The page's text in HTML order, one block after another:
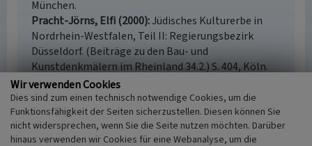
München.
Pracht-Jörns, Elfi (2000) Jüdisches Kulturerbe in
Nordrhein-Westfalen, Teil II: Regierungsbezirk
Düsseldorf. (Beiträge zu den Bau- und
Kunstdenkmälern im Rheinland 34.2.) S. 404, Köln.
Reuter, Ursula (2007)
frühen 19. bis zum Beginn des 21. Jahrhunderts.
(Geschichtlicher Atlas der Rheinlande, VIII.8.) Bonn.
Wesoly, Kurt (1996) Wülfrath. (Rheinischer
Wir verwenden Cookies
Dies sind zum einen technisch notwendige Cookies, um die
Funktionsfähigkeit der Seiten sicherzustellen. Diesen können Sie
nicht widersprechen, wenn Sie die Seite nutzen möchten. Darüber
hinaus verwenden wir Cookies für eine Webanalyse, um die